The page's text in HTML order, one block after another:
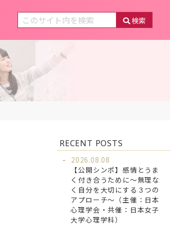
検索
RECENT POSTS
2026.08.08
【公開シンポ】感情とうま
く付き合うために～無理な
く自分を大切にする３つの
アプローチ～（主催：日本
心理学会・共催：日本女子
大学心理学科）